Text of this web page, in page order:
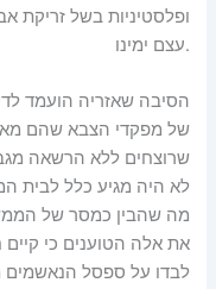
ופלסטיניות בשל זריקת
עצם ימינו.
הסיבה שאזריה הועמד
של מפקדי הצבא שהם
שרוצחים ללא הרשאה
לא היה מגיע כלל לבית
מה שהבין כמסר של
את אלה הטוענים כי
לבדו על ספסל הנאשמים